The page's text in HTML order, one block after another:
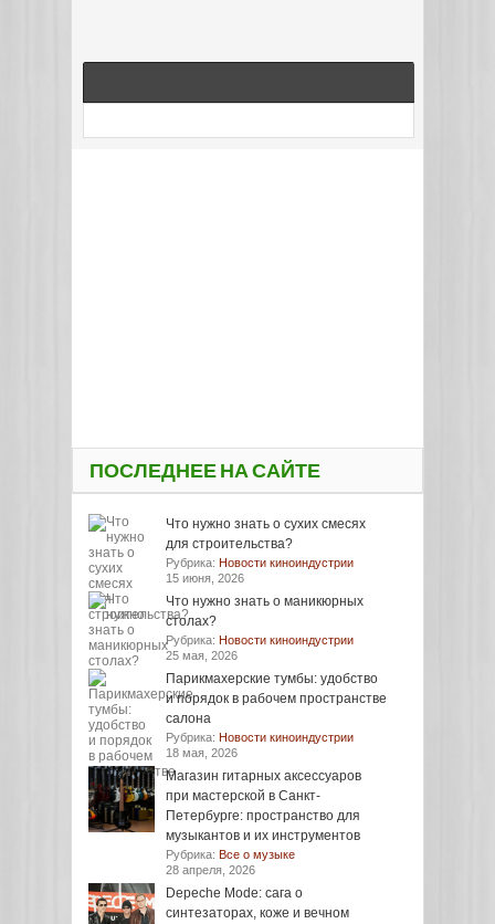
ПОСЛЕДНЕЕ НА САЙТЕ
Что нужно знать о сухих смесях
для строительства?
Рубрика: Новости киноиндустрии
15 июня, 2026
Что нужно знать о маникюрных
столах?
Рубрика: Новости киноиндустрии
25 мая, 2026
Парикмахерские тумбы: удобство
и порядок в рабочем пространстве
салона
Рубрика: Новости киноиндустрии
18 мая, 2026
Магазин гитарных аксессуаров
при мастерской в Санкт-
Петербурге: пространство для
музыкантов и их инструментов
Рубрика: Все о музыке
28 апреля, 2026
Depeche Mode: сага о
синтезаторах, коже и вечном